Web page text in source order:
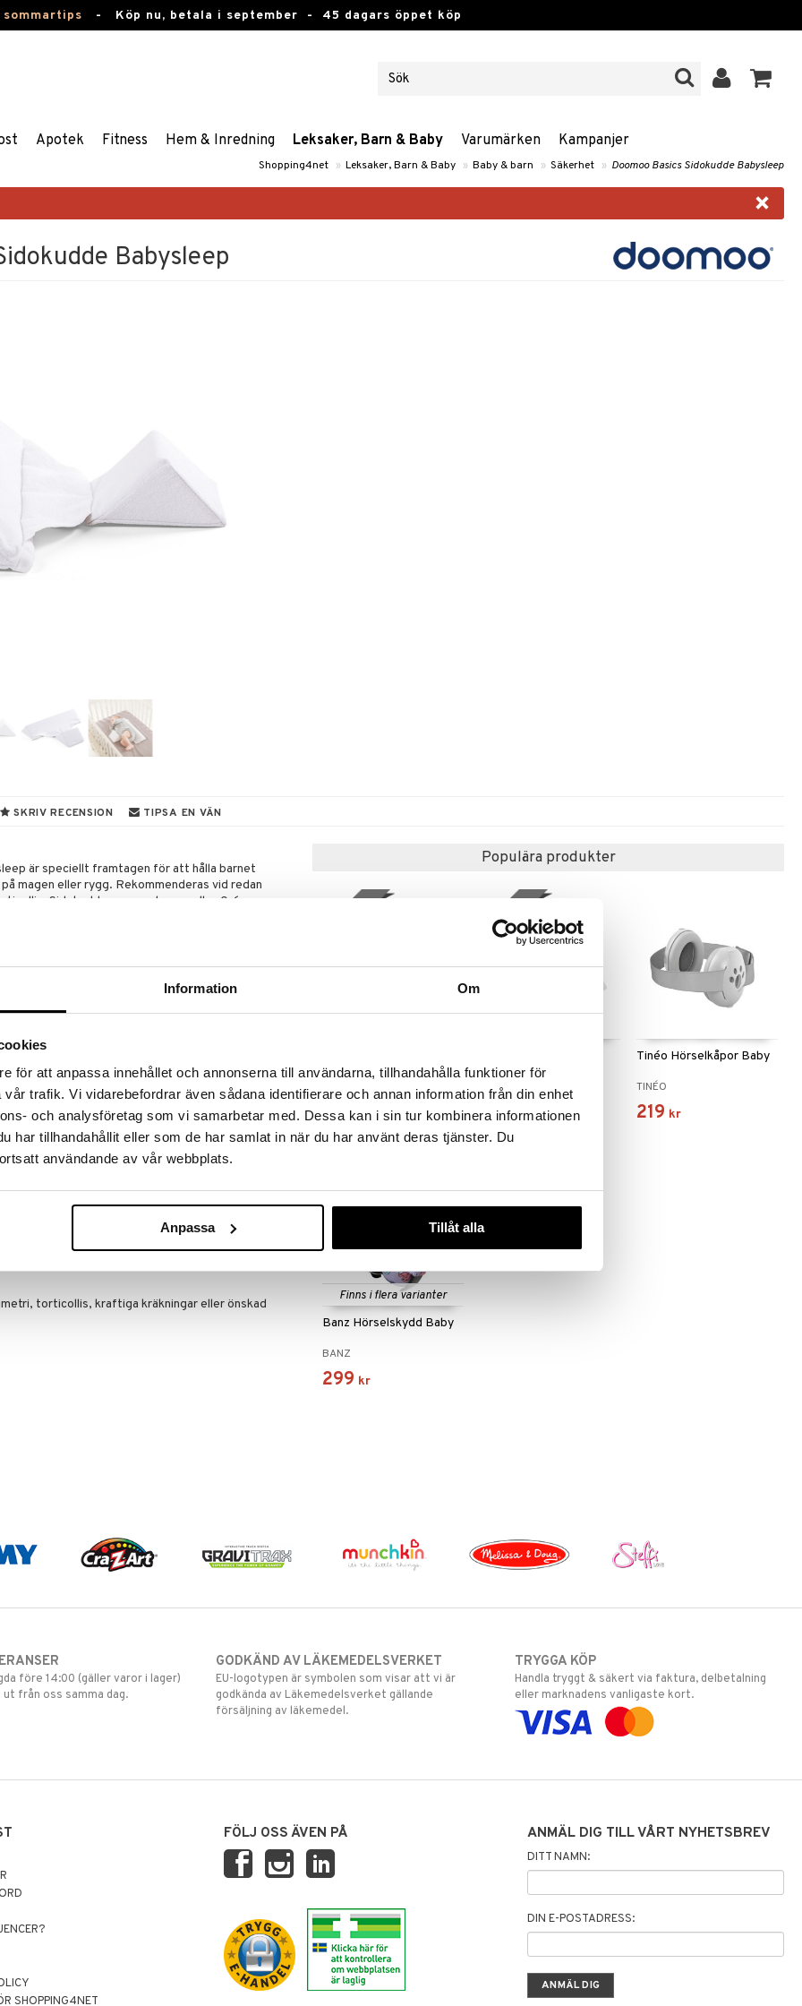
Information Om
för att anpassa innehållet och annonserna till användarna, tillhandahålla funktioner för
trafik. Vi vidarebefordrar även sådana identifierare och annan information från din enhet
och analysföretag som vi samarbetar med. Dessa kan i sin tur kombinera informationen
har tillhandahållit eller som de har samlat in när du har använt deras tjänster. Du
användande av vår webbplats.
Anpassa Tillåt alla
- Köp nu, betala i september - 45 dagars öppet köp
Apotek Fitness Hem & Inredning Leksaker, Barn & Baby Varumärken Kampanjer
Shopping4net » Leksaker, Barn & Baby » Baby & barn » Säkerhet » Doomoo Basics Sidokudde Babysleep
×
Babysleep
SKRIV RECENSION TIPSA EN VÄN
är speciellt framtagen för att hålla barnet
magen eller rygg. Rekommenderas vid redan
Sidokudden passar barn mellan 0-6
barn.
ska ligga på rygg, men ibland rekommenderas
som håller barnet tryggt på sidan. Med
får barnet maximal komfort och kan samtidigt
Det kan vara vid speciellt risk för, eller utvecklad
(kort halsmuskel) men även för barn med
önskar sova på sidan.
användas överallt på plant underlag; vagga,
Den går även utmärkt att använda som
som stabiliserar babyn i tryggt
avtagbart och går att tvätta i maskin på 60
Denna produkt är TUV-testad.
Babysleep
torticollis, kraftiga kräkningar eller önskad
Populära produkter
Protection Grey
229 kr
Stödkudde 2.0
DOOMOO
349 kr
nyhet
Tinéo Hörselkåpor Baby
TINÉO
219 kr
Finns i flera varianter
Banz Hörselskydd Baby
BANZ
299 kr
före 14:00 (gäller varor i lager)
från oss samma dag.
GODKÄND AV LÄKEMEDELSVERKET
EU-logotypen är symbolen som visar att vi är
godkända av Läkemedelsverket gällande
försäljning av läkemedel.
TRYGGA KÖP
Handla tryggt & säkert via faktura, delbetalning
eller marknadens vanligaste kort.
SHOPPING4NET
FÖLJ OSS ÄVEN PÅ ANMÄL DIG TILL VÅRT NYHETSBREV
DITT NAMN:
DIN E-POSTADRESS: